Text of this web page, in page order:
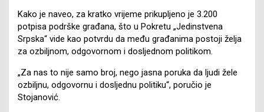
Kako je naveo, za kratko vrijeme prikupljeno je 3.200
potpisa podrške građana, što u Pokretu „Jedinstvena
Srpska“ vide kao potvrdu da među građanima postoji želja
za ozbiljnom, odgovornom i dosljednom politikom.
„Za nas to nije samo broj, nego jasna poruka da ljudi žele
ozbiljnu, odgovornu i dosljednu politiku“, poručio je
Stojanović.